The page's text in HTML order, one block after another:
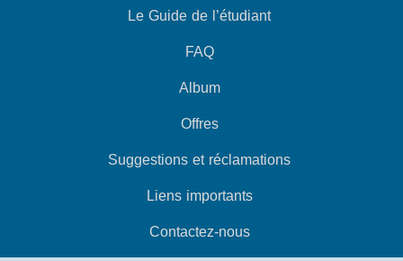
Le Guide de l’étudiant
FAQ
Album
Offres
Suggestions et réclamations
Liens importants
Contactez-nous